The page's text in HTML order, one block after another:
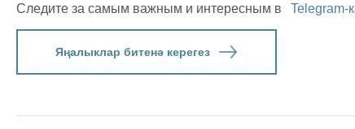
Следите за самым важным и интересным в Telegram-
Яңалыклар битенә керегез